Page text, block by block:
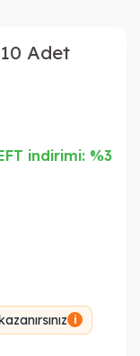
Adet
indirimi: %3
i